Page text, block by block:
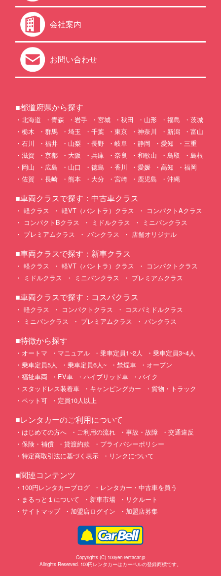
会社案内
お問い合わせ
■都道府県から探す
北海道 青森 岩手 宮城 秋田 山形 福島
茨城
栃木
群馬 埼玉 千葉 東京 神奈川 新潟
富山
石川
福井 山梨 長野 岐阜 静岡 愛知
三重
滋賀
京都 大阪 兵庫 奈良 和歌山 鳥取
島根
岡山
広島 山口 徳島 香川 愛媛 高知
福岡
佐賀
長崎 熊本 大分 宮崎 鹿児島 沖縄
■車両クラスで探す：中古車クラス
軽クラス 軽VT（バントラ）クラス
コンパクトAクラス
コンパクトBクラス
ミドルクラス
ミニバンクラス
プレミアムクラス
バンクラス 店舗オリジナル
■車両クラスで探す：新車クラス
軽クラス 軽VT（バントラ）クラス
コンパクトクラス
ミドルクラス
ミニバンクラス プレミアムクラス
■車両クラスで探す：コスパクラス
軽クラス コンパクトクラス
コスパミドルクラス
ミニバンクラス
プレミアムクラス バンクラス
■特徴から探す
オートマ マニュアル 乗車定員1~2人
乗車定員3~4人
乗車定員5人
乗車定員6人~ 禁煙車
オープン
福祉車両
EV車 ハイブリッド車
バイク
スタッドレス装着車
キャンピングカー
貨物・トラック
ペット可
定員10人以上
■レンタカーのご利用について
はじめての方へ ご利用の流れ 事故・故障
交通違反
保険・補償
貸渡約款
プライバシーポリシー
特定商取引法に基づく表示
リンクについて
■関連コンテンツ
100円レンタカーブログ
レンタカー・中古車を買う
まるっと１について
新車市場
リクルート
サイトマップ
加盟店ログイン 加盟店募集
Copyrights (C) 100yen-rentacar.jp
Allrights Reserved. 100円レンタカーはカーベルの登録商標です。